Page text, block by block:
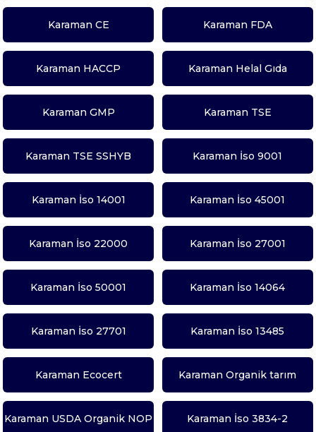
Karaman CE Karaman FDA
Karaman HACCP Karaman Helal Gıda
Karaman GMP Karaman TSE
Karaman TSE SSHYB Karaman İso 9001
Karaman İso 14001 Karaman İso 45001
Karaman İso 22000 Karaman İso 27001
Karaman İso 50001 Karaman İso 14064
Karaman İso 27701 Karaman İso 13485
Karaman Ecocert Karaman Organik tarım
Karaman USDA Organik NOP Karaman İso 3834-2